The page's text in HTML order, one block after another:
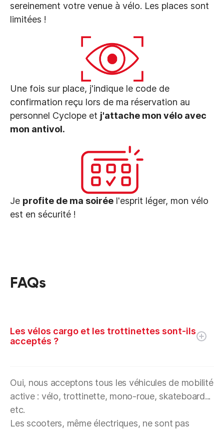
sereinement votre venue à vélo. Les places sont
limitées !
Une fois sur place, j'indique le code de
confirmation reçu lors de ma réservation au
personnel Cyclope et j'attache mon vélo avec
mon antivol.
Je profite de ma soirée l'esprit léger, mon vélo
est en sécurité !
FAQs
Les vélos cargo et les trottinettes sont-ils
acceptés ?
Oui, nous acceptons tous les véhicules de mobilité
active : vélo, trottinette, mono-roue, skateboard...
etc.
Les scooters, même électriques, ne sont pas